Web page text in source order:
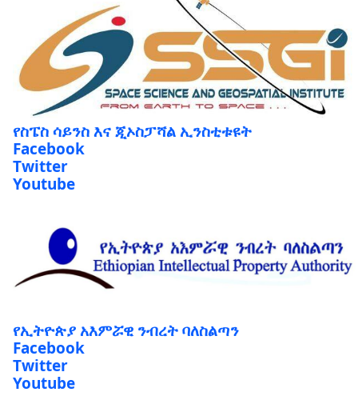
የስፔስ ሳይንስ እና ጂኦስፓሻል ኢንስቲቱዩት
Facebook
Twitter
Youtube
የኢትዮጵያ አእምሯዊ ንብረት ባለስልጣን
Facebook
Twitter
Youtube